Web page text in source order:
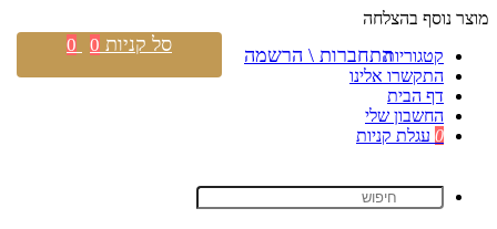
מוצר נוסף בהצלחה
קטגוריות
התקשרו אלינו
דף הבית
החשבון שלי
0 עגלת קניות
התחברות \ הרשמה סל קניות 0
0